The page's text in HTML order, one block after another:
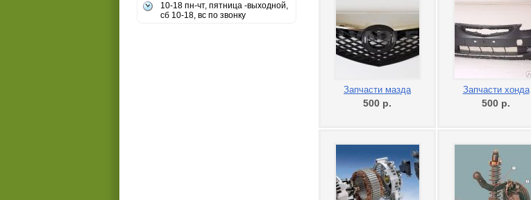
Запчасти мазда
500 р.
Запчасти хонда
500 р.
10-18 пн-чт, пятница -выходной,
сб 10-18, вс по звонку